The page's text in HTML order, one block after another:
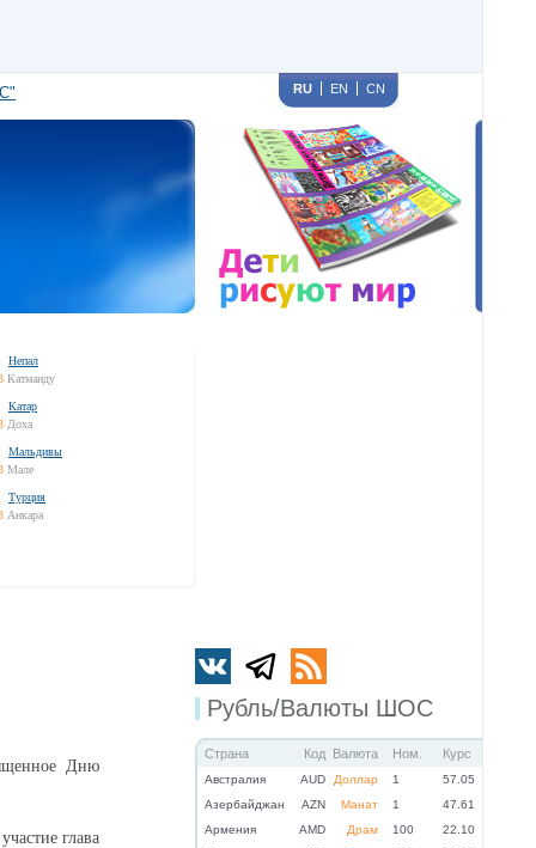
RU EN CN
Непал
Катманду
Катар
Доха
Мальдивы
Мале
Турция
Анкара
Рубль/Валюты ШОС
Страна Код Валюта Ном. Курс
Австралия AUD Доллар 1
57.05
Азербайджан
AZN Манат 1
47.61
Армения
AMD Драм 100
22.10
Дню
глава